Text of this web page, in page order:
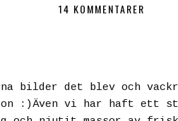
14 KOMMENTARER
bilder det blev och
:)Även vi har haft ett